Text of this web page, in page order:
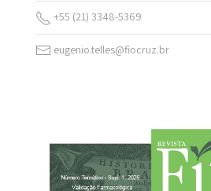
+55 (21) 3348-5369
eugenio.telles@fiocruz.br